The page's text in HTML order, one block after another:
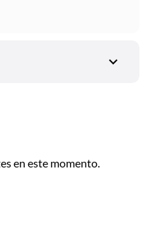
expand_more
en este momento.